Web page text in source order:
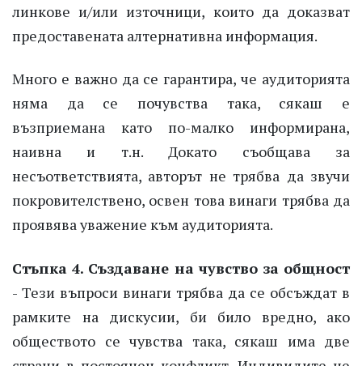
линкове и/или източници, които да доказват
предоставената алтернативна информация.
Много е важно да се гарантира, че аудиторията
няма да се почувства така, сякаш е
възприемана като по-малко информирана,
наивна и т.н. Докато съобщава за
несъответствията, авторът не трябва да звучи
покровителствено, освен това винаги трябва да
проявява уважение към аудиторията.
Стъпка 4. Създаване на чувство за общност
- Тези въпроси винаги трябва да се обсъждат в
рамките на дискусии, би било вредно, ако
обществото се чувства така, сякаш има две